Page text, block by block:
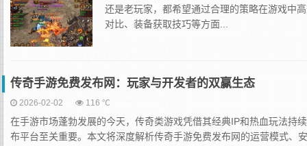
还是老玩家，都希望通过合理的策略在游戏中
对比、装备获取技巧等方面...
传奇手游免费发布网：玩家与开发者的双赢生态
2026-02-02 116 ℃
在手游市场蓬勃发展的今天，传奇类游戏凭借其经典IP和热血玩法持
布平台至关重要。本文将深度解析传奇手游免费发布网的运营模式、